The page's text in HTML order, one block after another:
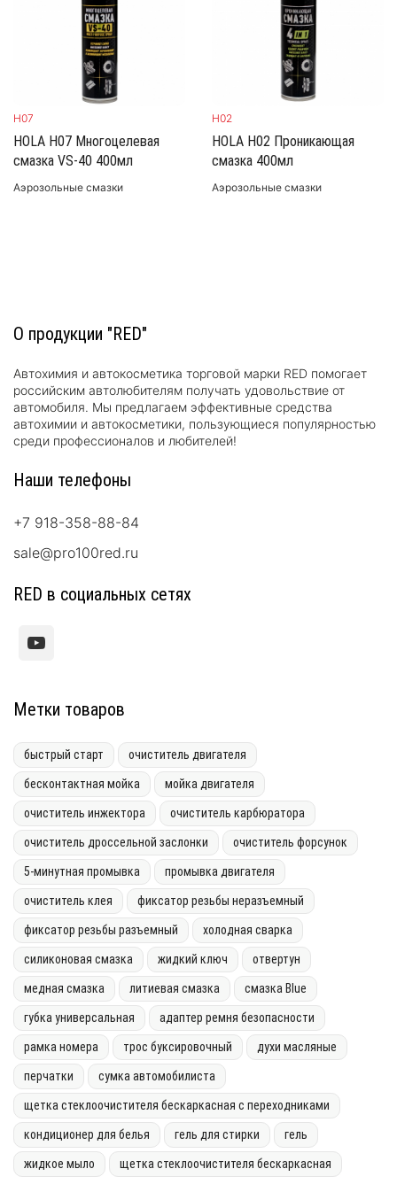
H07
HOLA H07 Многоцелевая
смазка VS-40 400мл
Аэрозольные смазки
H02
HOLA H02 Проникающая
смазка 400мл
Аэрозольные смазки
О продукции "RED"
Автохимия и автокосметика торговой марки RED помогает
российским автолюбителям получать удовольствие от
автомобиля. Мы предлагаем эффективные средства
автохимии и автокосметики, пользующиеся популярностью
среди профессионалов и любителей!
Наши телефоны
+7 918-358-88-84
sale@pro100red.ru
RED в социальных сетях
Метки товаров
быстрый старт очиститель двигателя
бесконтактная мойка мойка двигателя
очиститель инжектора очиститель карбюратора
очиститель дроссельной заслонки очиститель форсунок
5-минутная промывка промывка двигателя
очиститель клея фиксатор резьбы неразъемный
фиксатор резьбы разъемный холодная сварка
силиконовая смазка жидкий ключ отвертун
медная смазка литиевая смазка смазка Blue
губка универсальная адаптер ремня безопасности
рамка номера трос буксировочный духи масляные
перчатки сумка автомобилиста
щетка стеклоочистителя бескаркасная с переходниками
кондиционер для белья гель для стирки гель
жидкое мыло щетка стеклоочистителя бескаркасная